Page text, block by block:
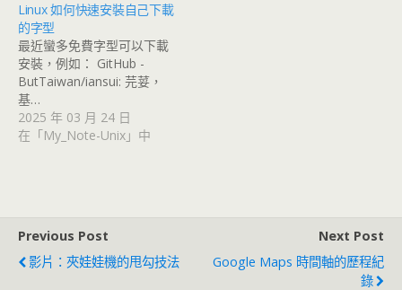
Linux 如何快速安裝自己下載
的字型
最近蠻多免費字型可以下載
安裝，例如： GitHub -
ButTaiwan/iansui: 芫荽，
基…
2025 年 03 月 24 日
在「My_Note-Unix」中
Previous Post
影片：夾娃娃機的甩勾技法
Next Post
Google Maps 時間軸的歷程紀
錄